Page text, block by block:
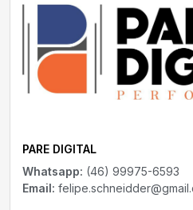
PARE DIGITAL
Whatsapp: (46) 99975-6593
Email: